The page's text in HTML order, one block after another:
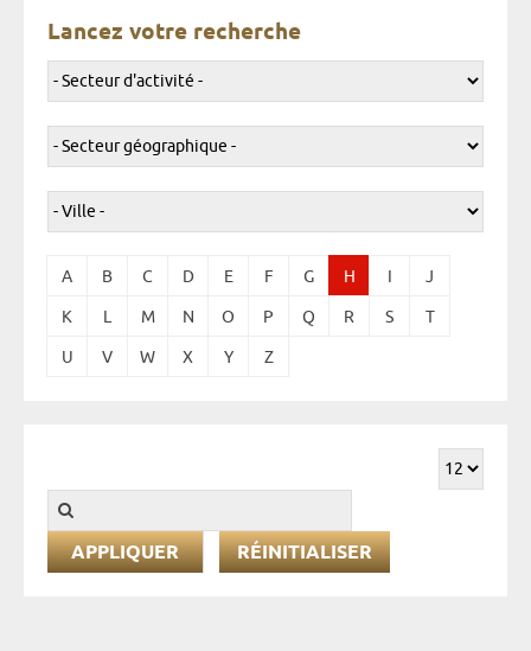
Lancez votre recherche
A B C D E F G H I J
K L M N O P Q R S T
U V W X Y Z
RÉINITIALISER